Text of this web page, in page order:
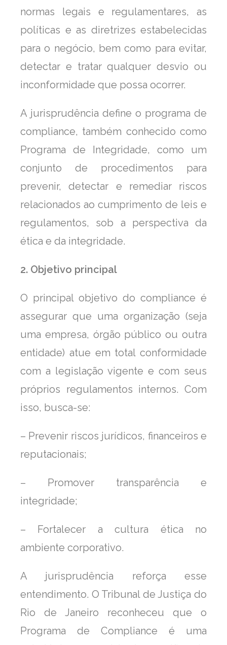
normas legais e regulamentares, as
políticas e as diretrizes estabelecidas
para o negócio, bem como para evitar,
detectar e tratar qualquer desvio ou
inconformidade que possa ocorrer.
A jurisprudência define o programa de
compliance, também conhecido como
Programa de Integridade, como um
conjunto de procedimentos para
prevenir, detectar e remediar riscos
relacionados ao cumprimento de leis e
regulamentos, sob a perspectiva da
ética e da integridade.
2. Objetivo principal
O principal objetivo do compliance é
assegurar que uma organização (seja
uma empresa, órgão público ou outra
entidade) atue em total conformidade
com a legislação vigente e com seus
próprios regulamentos internos. Com
isso, busca-se:
– Prevenir riscos jurídicos, financeiros e
reputacionais;
– Promover transparência e
integridade;
– Fortalecer a cultura ética no
ambiente corporativo.
A jurisprudência reforça esse
entendimento. O Tribunal de Justiça do
Rio de Janeiro reconheceu que o
Programa de Compliance é uma